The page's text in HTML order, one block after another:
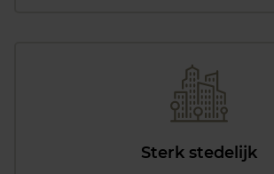
Sterk stedelijk